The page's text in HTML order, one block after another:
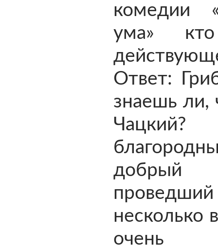
комедии
ума»
Ответ:
знаешь ли,
Чацкий?
добрый
проведший
несколько
очень